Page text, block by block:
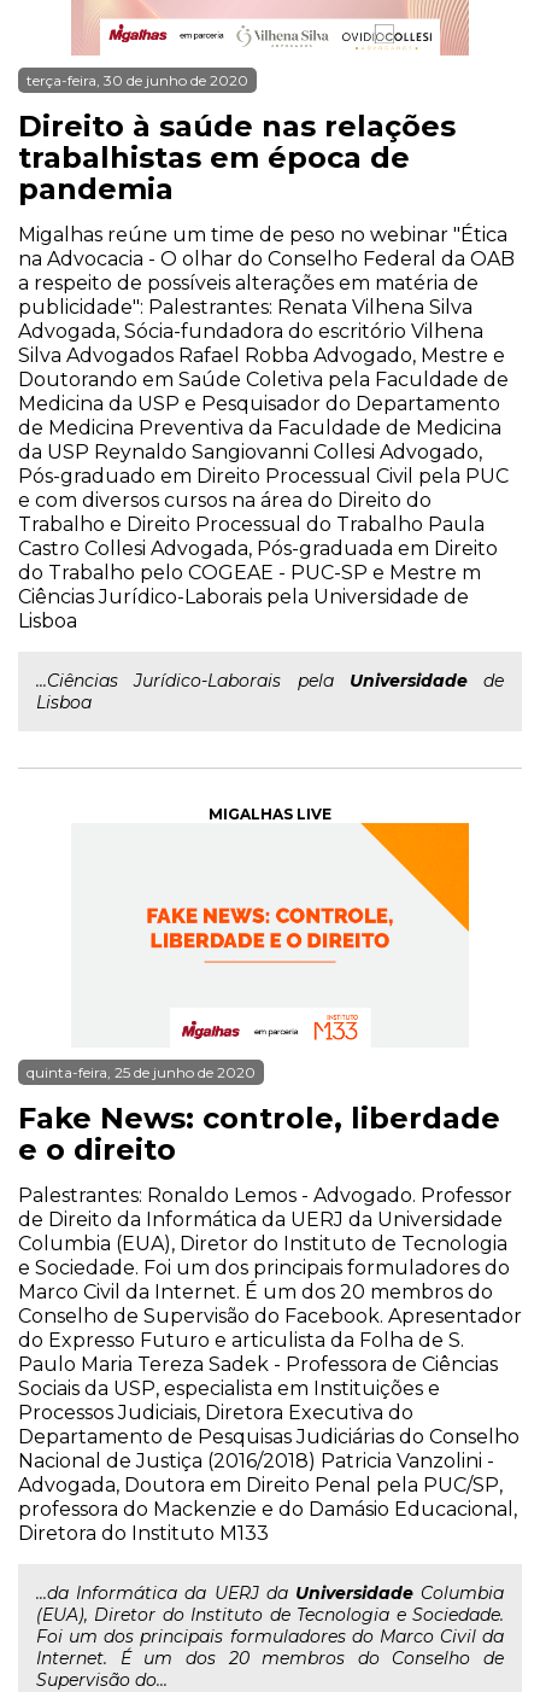
terça-feira, 30 de junho de 2020
Direito à saúde nas relações
trabalhistas em época de
pandemia
Migalhas reúne um time de peso no webinar "Ética
na Advocacia - O olhar do Conselho Federal da OAB
a respeito de possíveis alterações em matéria de
publicidade": Palestrantes: Renata Vilhena Silva
Advogada, Sócia-fundadora do escritório Vilhena
Silva Advogados Rafael Robba Advogado, Mestre e
Doutorando em Saúde Coletiva pela Faculdade de
Medicina da USP e Pesquisador do Departamento
de Medicina Preventiva da Faculdade de Medicina
da USP Reynaldo Sangiovanni Collesi Advogado,
Pós-graduado em Direito Processual Civil pela PUC
e com diversos cursos na área do Direito do
Trabalho e Direito Processual do Trabalho Paula
Castro Collesi Advogada, Pós-graduada em Direito
do Trabalho pelo COGEAE - PUC-SP e Mestre m
Ciências Jurídico-Laborais pela Universidade de
Lisboa
...Ciências Jurídico-Laborais pela Universidadede
Lisboa
MIGALHAS LIVE
quinta-feira, 25 de junho de 2020
Fake News: controle, liberdade
e o direito
Palestrantes: Ronaldo Lemos - Advogado. Professor
de Direito da Informática da UERJ da Universidade
Columbia (EUA), Diretor do Instituto de Tecnologia
e Sociedade. Foi um dos principais formuladores do
Marco Civil da Internet. É um dos 20 membros do
Conselho de Supervisão do Facebook. Apresentador
do Expresso Futuro e articulista da Folha de S.
Paulo Maria Tereza Sadek - Professora de Ciências
Sociais da USP, especialista em Instituições e
Processos Judiciais, Diretora Executiva do
Departamento de Pesquisas Judiciárias do Conselho
Nacional de Justiça (2016/2018) Patricia Vanzolini -
Advogada, Doutora em Direito Penal pela PUC/SP,
professora do Mackenzie e do Damásio Educacional,
Diretora do Instituto M133
...da Informática da UERJ da UniversidadeColumbia
(EUA), Diretor do Instituto de Tecnologia e Sociedade.
Foi um dos principais formuladores do Marco Civil da
Internet. É um dos 20 membros do Conselho de
Supervisão do...